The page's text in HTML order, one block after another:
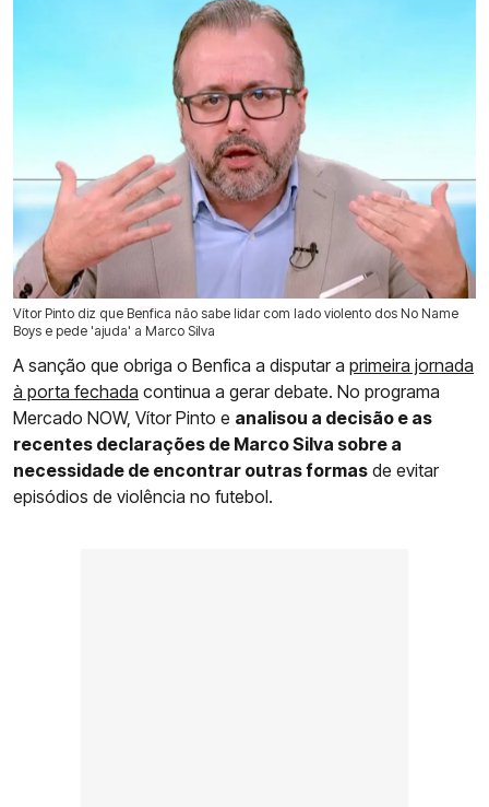
Vítor Pinto diz que Benfica não sabe lidar com lado violento dos No Name
Boys e pede 'ajuda' a Marco Silva
09 Ago 2026 | 16:13 | 0
A sanção que obriga o Benfica a disputar a primeira jornada
à porta fechada continua a gerar debate. No programa
Mercado NOW, Vítor Pinto e analisou a decisão e as
recentes declarações de Marco Silva sobre a
necessidade de encontrar outras formas de evitar
episódios de violência no futebol.